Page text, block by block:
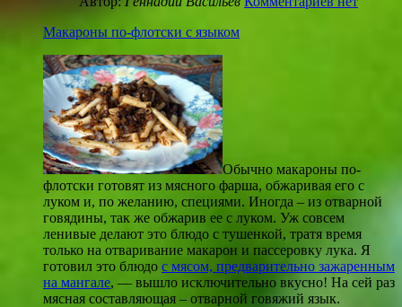
Макароны по-флотски с языком
Обычно макароны по-
флотски готовят из мясного фарша, обжаривая его с
луком и, по желанию, специями. Иногда – из отварной
говядины, так же обжарив ее с луком. Уж совсем
ленивые делают это блюдо с тушенкой, тратя время
только на отваривание макарон и пассеровку лука. Я
готовил это блюдо с мясом, предварительно зажаренным
на мангале, — вышло исключительно вкусно! На сей раз
мясная составляющая – отварной говяжий язык.